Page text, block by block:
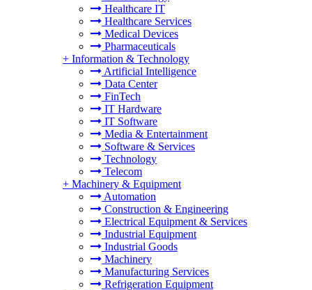
Healthcare IT
Healthcare Services
Medical Devices
Pharmaceuticals
+ Information & Technology
Artificial Intelligence
Data Center
FinTech
IT Hardware
IT Software
Media & Entertainment
Software & Services
Technology
Telecom
+ Machinery & Equipment
Automation
Construction & Engineering
Electrical Equipment & Services
Industrial Equipment
Industrial Goods
Machinery
Manufacturing Services
Refrigeration Equipment